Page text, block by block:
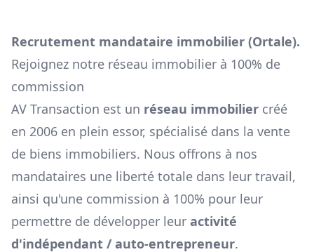
Recrutement mandataire immobilier (Ortale).
Rejoignez notre réseau immobilier à 100% de
commission
AV Transaction est un réseau immobilier créé
en 2006 en plein essor, spécialisé dans la vente
de biens immobiliers. Nous offrons à nos
mandataires une liberté totale dans leur travail,
ainsi qu'une commission à 100% pour leur
permettre de développer leur activité
d'indépendant / auto-entrepreneur.